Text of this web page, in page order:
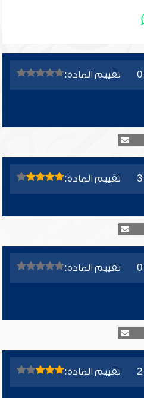
تقييم المادة:
تقييم المادة:
تقييم المادة:
تقييم المادة: